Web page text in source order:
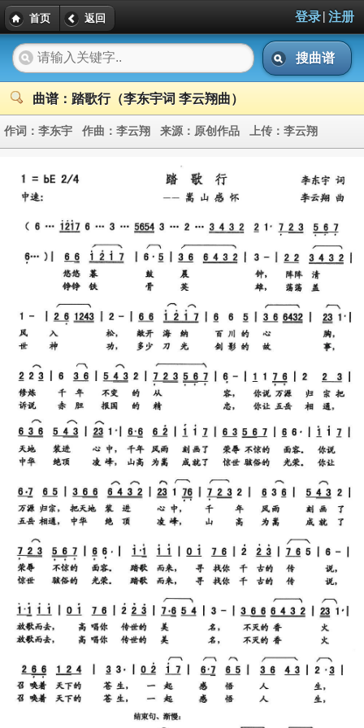
首页 返回 登录| 注册
搜曲谱
曲谱：踏歌行（李东宇词 李云翔曲）
作词： 李东宇 作曲： 李云翔 来源： 原创作品 上传： 李云翔